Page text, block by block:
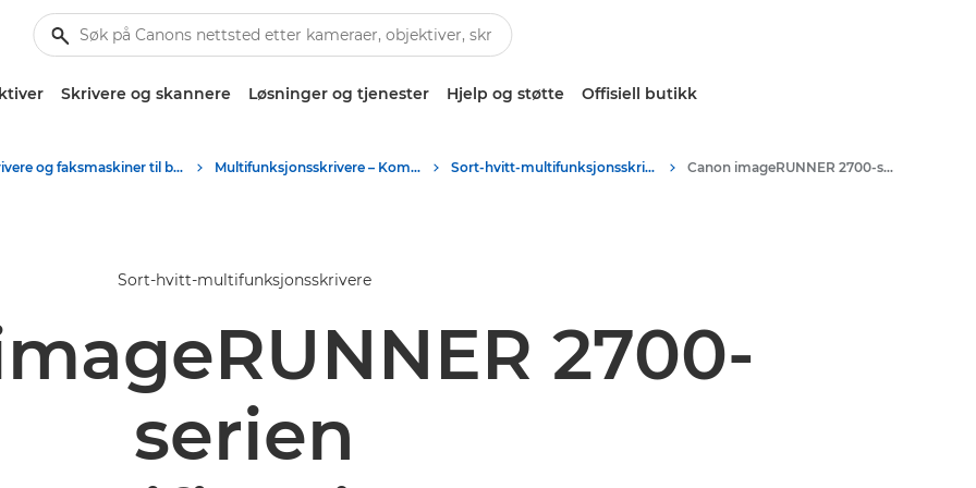
Skrivere og skannere Løsninger og tjenester Hjelp og støtte Offisiell butikk
Skrivere og faksmaskiner til bedrifter Multifunksjonsskrivere – Kompakte skrivere Sort-hvitt-multifunksjonsskrivere Canon imageRUNNER 2700-serien
Sort-hvitt-multifunksjonsskrivere
2700-
serien